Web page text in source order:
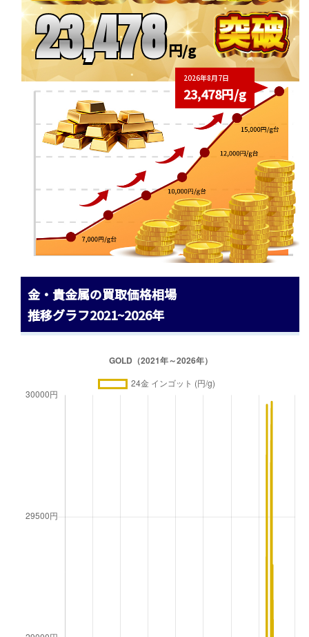
2026年8月7日
23,478円/g
23,478 円/g
金・貴金属の買取価格相場
推移グラフ2021~2026年